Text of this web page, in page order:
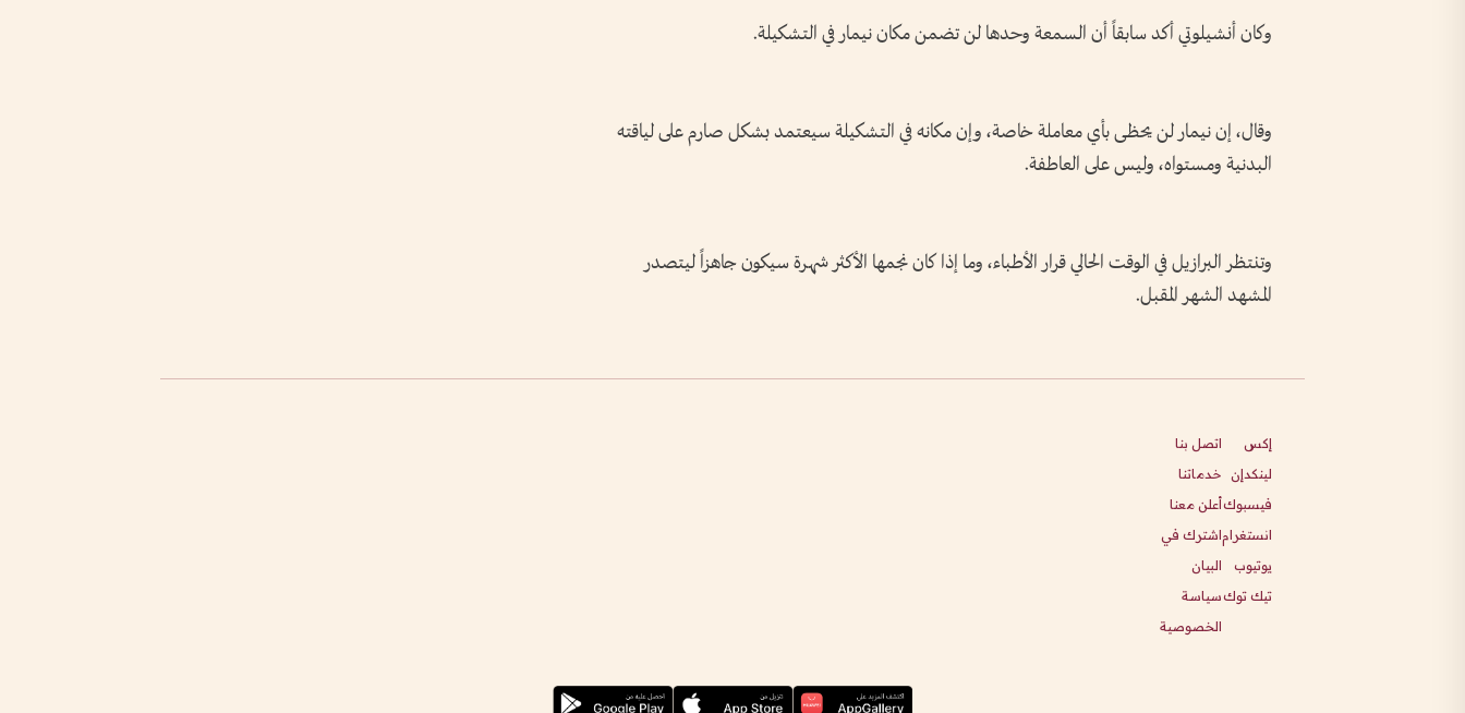
وكان أنشيلوتي أكد سابقاً أن السمعة وحدها لن ​تضمن مكان نيمار في التشكيلة.
وقال، إن نيمار لن يحظى بأي معاملة خاصة، وإن مكانه في التشكيلة سيعتمد بشكل صارم على لياقته
البدنية ومستواه، وليس على العاطفة.
وتنتظر البرازيل في الوقت الحالي قرار الأطباء، وما إذا كان نجمها الأكثر ​شهرة سيكون جاهزاً ليتصدر
‌المشهد الشهر المقبل.
إكس
لينكدإن
فيسبوك
انستغرام
يوتيوب
تيك توك
اتصل بنا
خدماتنا
أعلن معنا
اشترك في
البيان
سياسة
الخصوصية